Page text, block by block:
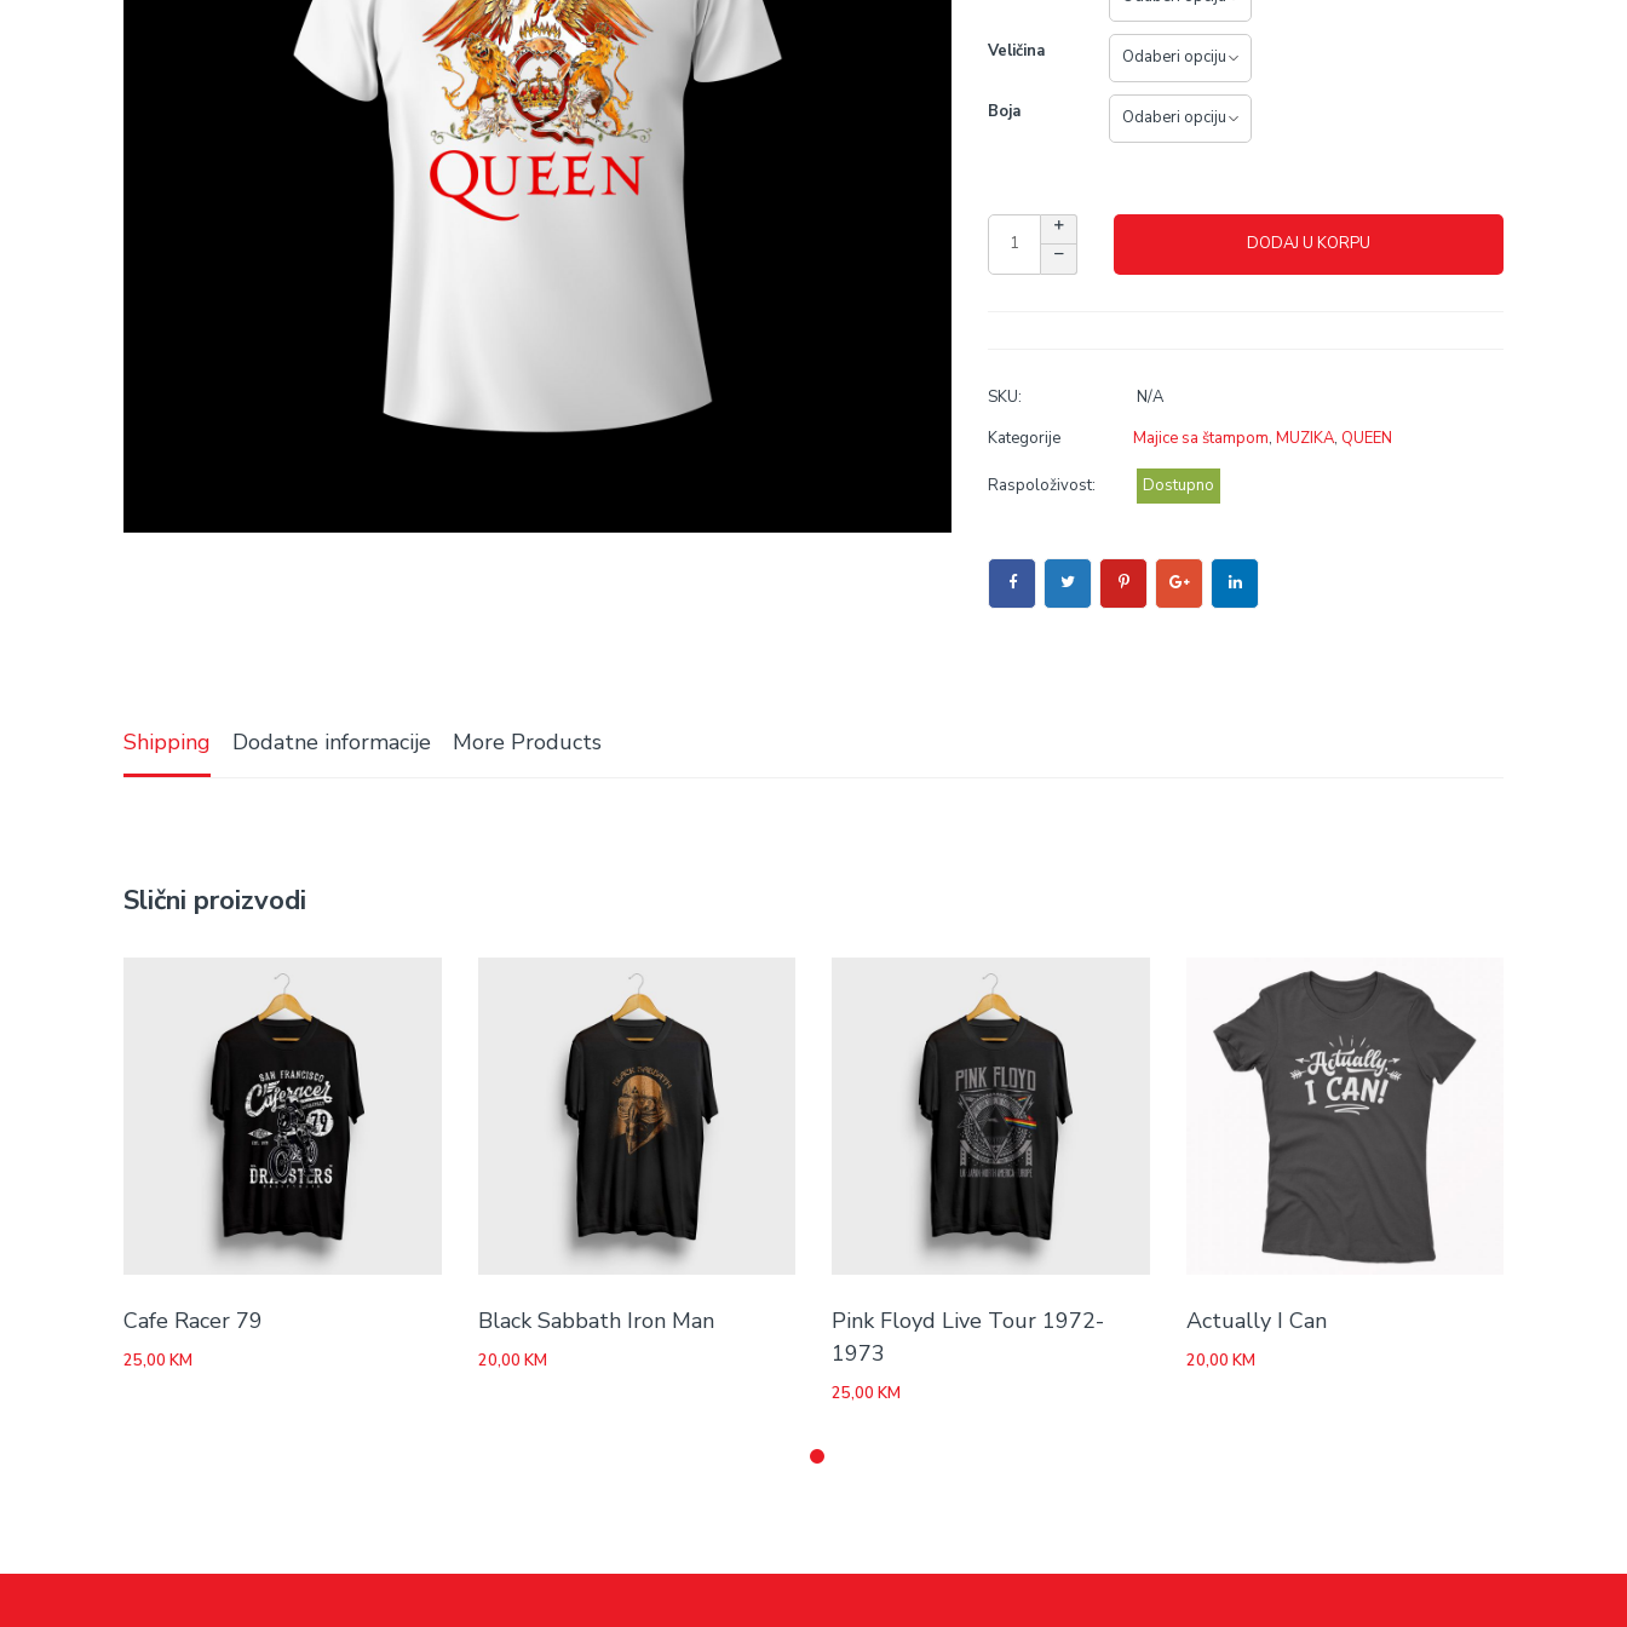
Veličina
Boja
DODAJ U KORPU
SKU:
N/A
Kategorije
Majice sa štampom, MUZIKA, QUEEN
Raspoloživost: Dostupno
Shipping Dodatne informacije More Products
Slični proizvodi
Cafe Racer 79
25,00 KM
Black Sabbath Iron Man
20,00 KM
Pink Floyd Live Tour 1972-
1973
25,00 KM
Actually I Can
20,00 KM